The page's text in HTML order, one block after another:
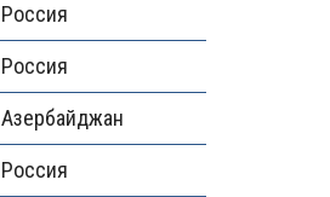
Россия
Россия
Азербайджан
Россия